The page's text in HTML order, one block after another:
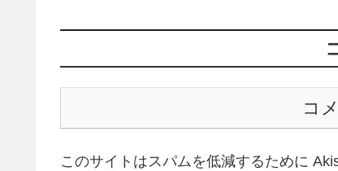
コ
このサイトはスパムを低減するために